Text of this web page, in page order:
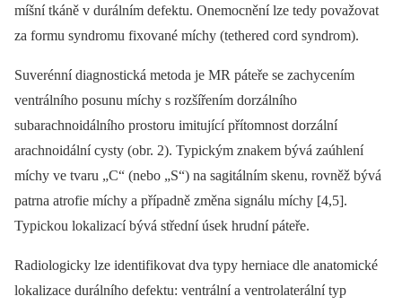
míšní tkáně v durálním defektu. Onemocnění lze tedy považovat
za formu syndromu fixované míchy (tethered cord syndrom).
Suverénní dia­gnostická metoda je MR páteře se zachycením
ventrálního posunu míchy s rozšířením dorzálního
subarachnoidálního prostoru imitující přítomnost dorzální
arachnoidální cysty (obr. 2). Typickým znakem bývá zaúhlení
míchy ve tvaru „C“ (nebo „S“) na sagitálním skenu, rovněž bývá
patrna atrofie míchy a případně změna signálu míchy [4,5].
Typickou lokalizací bývá střední úsek hrudní páteře.
Radiologicky lze identifikovat dva typy herniace dle anatomické
lokalizace durálního defektu: ventrální a ventrolaterální typ